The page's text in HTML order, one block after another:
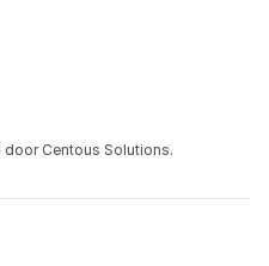
Centous Solutions.